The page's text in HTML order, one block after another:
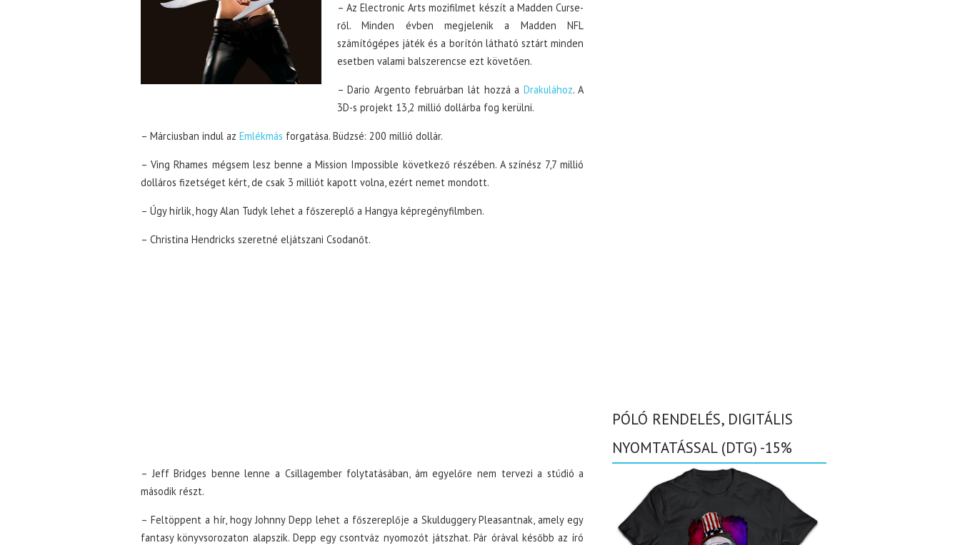
– Az Electronic Arts mozifilmet készít a Madden Curse-
ről. Minden évben megjelenik a Madden NFL
számítógépes játék és a borítón látható sztárt minden
esetben valami balszerencse ezt követően.
– Dario Argento februárban lát hozzá a Drakulához. A
3D-s projekt 13,2 millió dollárba fog kerülni.
– Márciusban indul az Emlékmás forgatása. Büdzsé: 200 millió dollár.
– Ving Rhames mégsem lesz benne a Mission Impossible következő részében. A színész 7,7 millió
dolláros fizetséget kért, de csak 3 milliót kapott volna, ezért nemet mondott.
– Úgy hírlik, hogy Alan Tudyk lehet a főszereplő a Hangya képregényfilmben.
– Christina Hendricks szeretné eljátszani Csodanőt.
– Jeff Bridges benne lenne a Csillagember folytatásában, ám egyelőre nem tervezi a stúdió a
második részt.
– Feltöppent a hír, hogy Johnny Depp lehet a főszereplője a Skulduggery Pleasantnak, amely egy
fantasy könyvsorozaton alapszik. Depp egy csontváz nyomozót játszhat. Pár órával később az író
PÓLÓ RENDELÉS, DIGITÁLIS
NYOMTATÁSSAL (DTG) -15%